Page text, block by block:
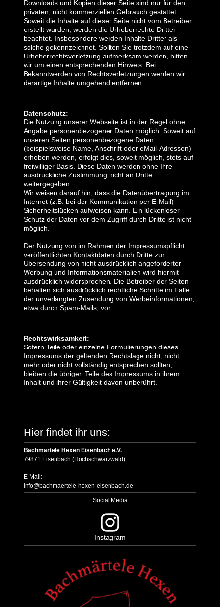
Downloads und Kopien dieser Seite sind nur für den
privaten, nicht kommerziellen Gebrauch gestattet.
Soweit die Inhalte auf dieser Seite nicht vom Betreiber
erstellt wurden, werden die Urheberrechte Dritter
beachtet. Insbesondere werden Inhalte Dritter als
solche gekennzeichnet. Sollten Sie trotzdem auf eine
Urheberrechtsverletzung aufmerksam werden, bitten
wir um einen entsprechenden Hinweis. Bei
Bekanntwerden von Rechtsverletzungen werden wir
derartige Inhalte umgehend entfernen.
Datenschutz:
Die Nutzung unserer Webseite ist in der Regel ohne
Angabe personenbezogener Daten möglich. Soweit auf
unseren Seiten personenbezogene Daten
(beispielsweise Name, Anschrift oder eMail-Adressen)
erhoben werden, erfolgt dies, soweit möglich, stets auf
freiwilliger Basis. Diese Daten werden ohne Ihre
ausdrückliche Zustimmung nicht an Dritte
weitergegeben.
Wir weisen darauf hin, dass die Datenübertragung im
Internet (z.B. bei der Kommunikation per E-Mail)
Sicherheitslücken aufweisen kann. Ein lückenloser
Schutz der Daten vor dem Zugriff durch Dritte ist nicht
möglich.
Der Nutzung von im Rahmen der Impressumspflicht
veröffentlichten Kontaktdaten durch Dritte zur
Übersendung von nicht ausdrücklich angeforderter
Werbung und Informationsmaterialien wird hiermit
ausdrücklich widersprochen. Die Betreiber der Seiten
behalten sich ausdrücklich rechtliche Schritte im Falle
der unverlangten Zusendung von Werbeinformationen,
etwa durch Spam-Mails, vor.
Rechtswirksamkeit:
Sofern Teile oder einzelne Formulierungen dieses
Impressums der geltenden Rechtslage nicht, nicht
mehr oder nicht vollständig entsprechen sollten,
bleiben die übrigen Teile des Impressums in ihrem
Inhalt und ihrer Gültigkeit davon unberührt.
Hier findet ihr uns:
Bachmärtele Hexen Eisenbach e.V.
79871 Eisenbach (Hochschwarzwald)
E-Mail:
info@bachmaertele-hexen-eisenbach.de
Social Media
Instagram